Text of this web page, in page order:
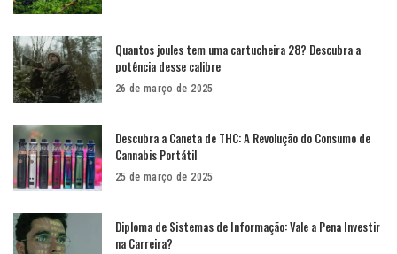
Quantos joules tem uma cartucheira 28? Descubra a
potência desse calibre
26 de março de 2025
Descubra a Caneta de THC: A Revolução do Consumo de
Cannabis Portátil
25 de março de 2025
Diploma de Sistemas de Informação: Vale a Pena Investir
na Carreira?